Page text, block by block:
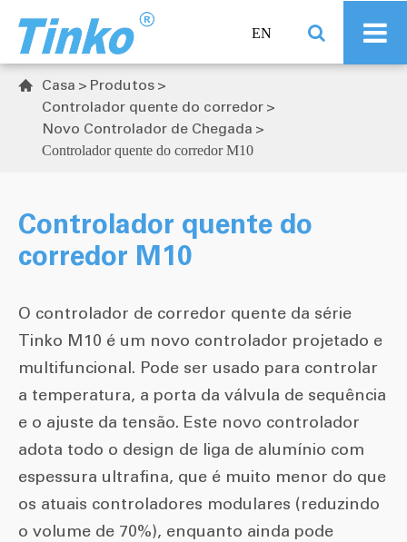
EN
 Casa
Produtos
Controlador quente do corredor
Novo Controlador de Chegada
Controlador quente do corredor M10
Controlador quente do
corredor M10
O controlador de corredor quente da série
Tinko M10 é um novo controlador projetado e
multifuncional. Pode ser usado para controlar
a temperatura, a porta da válvula de sequência
e o ajuste da tensão. Este novo controlador
adota todo o design de liga de alumínio com
espessura ultrafina, que é muito menor do que
os atuais controladores modulares (reduzindo
o volume de 70%), enquanto ainda pode